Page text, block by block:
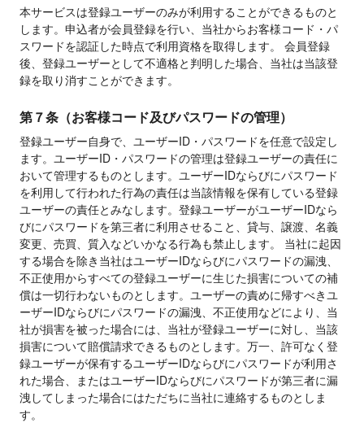
本サービスは登録ユーザーのみが利用することができるものと
します。申込者が会員登録を行い、当社からお客様コード・パ
スワードを認証した時点で利用資格を取得します。 会員登録
後、登録ユーザーとして不適格と判明した場合、当社は当該登
録を取り消すことができます。
第７条（お客様コード及びパスワードの管理）
登録ユーザー自身で、ユーザーID・パスワードを任意で設定し
ます。ユーザーID・パスワードの管理は登録ユーザーの責任に
おいて管理するものとします。ユーザーIDならびにパスワード
を利用して行われた行為の責任は当該情報を保有している登録
ユーザーの責任とみなします。登録ユーザーがユーザーIDなら
びにパスワードを第三者に利用させること、貸与、譲渡、名義
変更、売買、質入などいかなる行為も禁止します。 当社に起因
する場合を除き当社はユーザーIDならびにパスワードの漏洩、
不正使用からすべての登録ユーザーに生じた損害についての補
償は一切行わないものとします。ユーザーの責めに帰すべきユ
ーザーIDならびにパスワードの漏洩、不正使用などにより、当
社が損害を被った場合には、当社が登録ユーザーに対し、当該
損害について賠償請求できるものとします。万一、許可なく登
録ユーザーが保有するユーザーIDならびにパスワードが利用さ
れた場合、またはユーザーIDならびにパスワードが第三者に漏
洩してしまった場合にはただちに当社に連絡するものとしま
す。